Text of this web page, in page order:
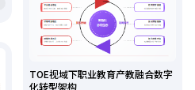
TOE视域下职业教育产教融合数字
化转型架构